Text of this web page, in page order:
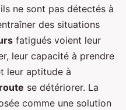
ne sont pas détectés à
des situations
fatigués voient leur
leur capacité à prendre
leur aptitude à
route se détériorer. La
comme une solution